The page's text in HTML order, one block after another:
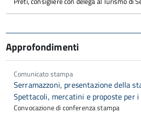
Approfondimenti
Comunicato stampa
Serramazzoni, presentazione della
Spettacoli, mercatini e proposte per
Convocazione di conferenza stampa